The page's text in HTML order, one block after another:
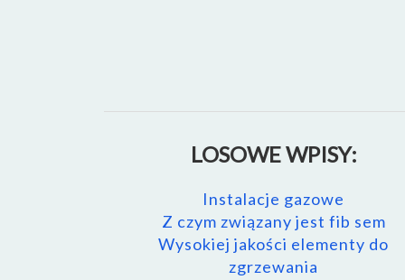
LOSOWE WPISY:
Instalacje gazowe
Z czym związany jest fib sem
Wysokiej jakości elementy do
zgrzewania